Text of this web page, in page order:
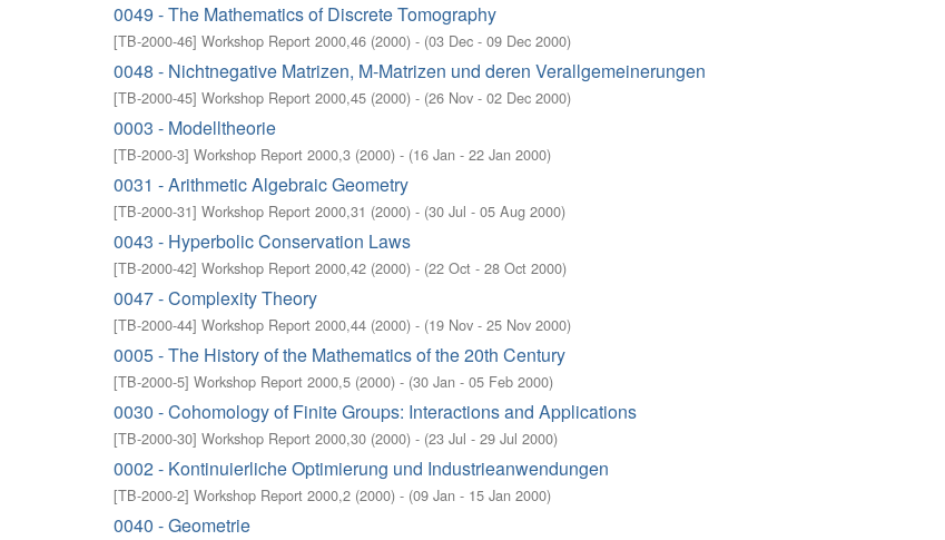
0049 - The Mathematics of Discrete Tomography
[TB-2000-46] Workshop Report 2000,46 (2000) - (03 Dec - 09 Dec 2000)
0048 - Nichtnegative Matrizen, M-Matrizen und deren Verallgemeinerungen
[TB-2000-45] Workshop Report 2000,45 (2000) - (26 Nov - 02 Dec 2000)
0003 - Modelltheorie
[TB-2000-3] Workshop Report 2000,3 (2000) - (16 Jan - 22 Jan 2000)
0031 - Arithmetic Algebraic Geometry
[TB-2000-31] Workshop Report 2000,31 (2000) - (30 Jul - 05 Aug 2000)
0043 - Hyperbolic Conservation Laws
[TB-2000-42] Workshop Report 2000,42 (2000) - (22 Oct - 28 Oct 2000)
0047 - Complexity Theory
[TB-2000-44] Workshop Report 2000,44 (2000) - (19 Nov - 25 Nov 2000)
0005 - The History of the Mathematics of the 20th Century
[TB-2000-5] Workshop Report 2000,5 (2000) - (30 Jan - 05 Feb 2000)
0030 - Cohomology of Finite Groups: Interactions and Applications
[TB-2000-30] Workshop Report 2000,30 (2000) - (23 Jul - 29 Jul 2000)
0002 - Kontinuierliche Optimierung und Industrieanwendungen
[TB-2000-2] Workshop Report 2000,2 (2000) - (09 Jan - 15 Jan 2000)
0040 - Geometrie